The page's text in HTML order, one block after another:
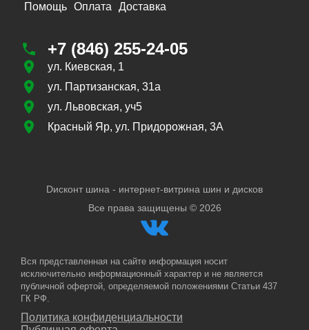
Помощь Оплата Доставка
+7 (846) 255-24-05
ул. Киевская, 1
ул. Партизанская, 31а
ул. Львовская, уч5
Красный Яр, ул. Придорожная, 3А
Dисконт шина - интернет-витрина шин и дисков
Все права защищены © 2026
Вся представленная на сайте информация носит
исключительно информационный характер и не является
публичной офертой, определяемой положениями Статьи 437
ГК РФ.
Политика конфиденциальности